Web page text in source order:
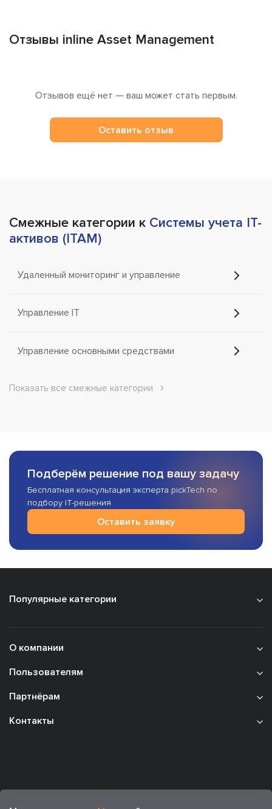
Отзывы inline Asset Management
Отзывов ещё нет — ваш может стать первым.
Оставить отзыв
Смежные категории к Системы учета IT-
активов (ITAM)
Удаленный мониторинг и управление
Управление IT
Управление основными средствами
Показать все смежные категории
Подберём решение под вашу задачу
Бесплатная консультация эксперта pickTech по
подбору IT-решения
Оставить заявку
Популярные категории
О компании
Пользователям
Партнёрам
Контакты